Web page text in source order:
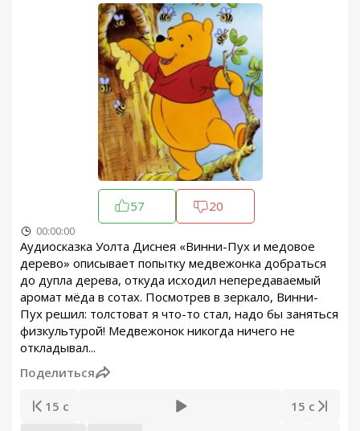
57 20
00:00:00
Аудиосказка Уолта Диснея «Винни-Пух и медовое
дерево» описывает попытку медвежонка добраться
до дупла дерева, откуда исходил непередаваемый
аромат мёда в сотах. Посмотрев в зеркало, Винни-
Пух решил: толстоват я что-то стал, надо бы заняться
физкультурой! Медвежонок никогда ничего не
откладывал...
Поделиться
15 с 15 с